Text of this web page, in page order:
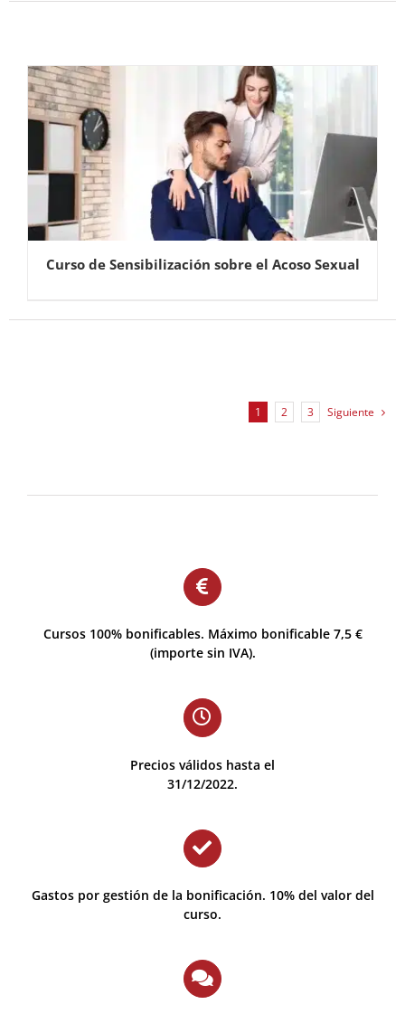
Curso de Sensibilización sobre el Acoso Sexual
1 2 3 Siguiente
Cursos 100% bonificables. Máximo bonificable 7,5 €
(importe sin IVA).
Precios válidos hasta el
31/12/2022.
Gastos por gestión de la bonificación. 10% del valor del
curso.